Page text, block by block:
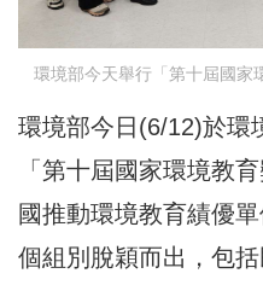
環境部今天舉行「第十屆國家
環境部今日(6/12)於環
「第十屆國家環境教
國推動環境教育績優
個組別脫穎而出，包